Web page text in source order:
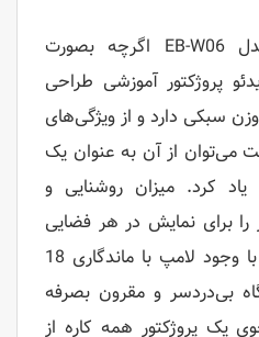
ویدئو پروژکتور اپسون مدل EB-W06 اگرچه بصورت
پروژکتور آموزشی طراحی
سبکی دارد و از ویژگی‌های
می‌توان از آن به عنوان یک
یاد کرد. میزان روشنایی و
را برای نمایش در هر فضایی
پشتیبانی می‌کند. درضمن با وجود لامپ با ماندگاری 18
بی‌دردسر و مقرون بصرفه
پروژکتور همه کاره از